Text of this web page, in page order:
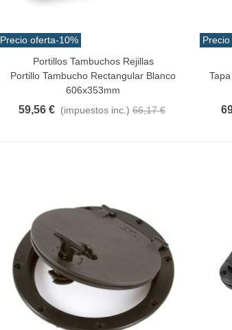
Precio oferta-10%
Añadir Al Carrito
Portillos Tambuchos Rejillas
Portillo Tambucho Rectangular Blanco
606x353mm
59,56 € (impuestos inc.) 66,17 €